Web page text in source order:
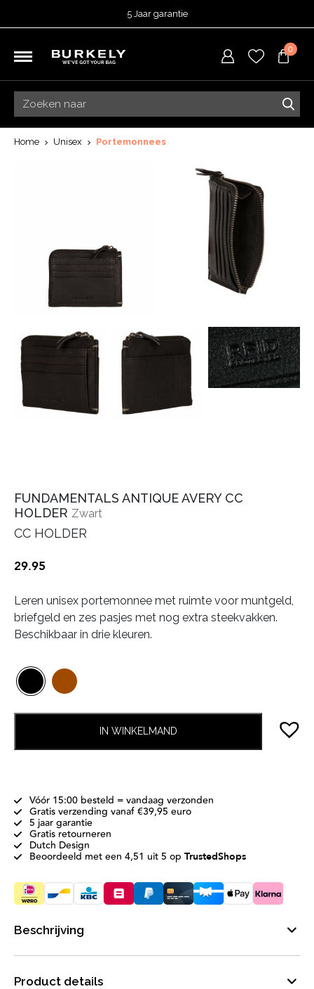
5 Jaar garantie
Besteld voor 15:00 = vandaag verzonden.
0
Home Unisex Portemonnees
FUNDAMENTALS ANTIQUE AVERY CC
HOLDER Zwart
CC HOLDER
29.95
Leren unisex portemonnee met ruimte voor muntgeld,
briefgeld en zes pasjes met nog extra steekvakken.
Beschikbaar in drie kleuren.
IN WINKELMAND
Vóór 15:00 besteld = vandaag verzonden
Gratis verzending vanaf €39,95 euro
5 jaar garantie
Gratis retourneren
Dutch Design
Beoordeeld met een 4,51 uit 5 op TrustedShops
Beschrijving
Product details